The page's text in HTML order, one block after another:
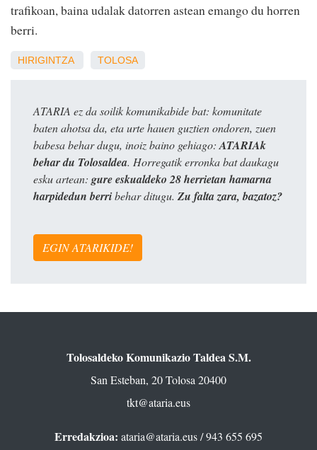
trafikoan, baina udalak datorren astean emango du horren
berri.
HIRIGINTZA TOLOSA
ATARIA ez da soilik komunikabide bat: komunitate
baten ahotsa da, eta urte hauen guztien ondoren, zuen
babesa behar dugu, inoiz baino gehiago:ATARIAk
behar du Tolosaldea. Horregatik erronka bat daukagu
esku artean: gure eskualdeko 28 herrietan hamarna
harpidedun berribehar ditugu. Zu falta zara, bazatoz?
EGIN ATARIKIDE!
Tolosaldeko Komunikazio Taldea S.M.
San Esteban, 20 Tolosa 20400
tkt@ataria.eus
Erredakzioa: ataria@ataria.eus/ 943 655 695